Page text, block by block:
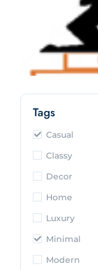
Tags
Casual
Classy
Decor
Home
Luxury
Minimal
Modern